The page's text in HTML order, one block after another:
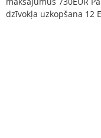
dzīvokļa uzkopšana 12